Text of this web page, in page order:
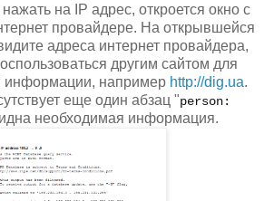
на IP адрес, откроется окно с
провайдере. На открывшейся
адреса интернет провайдера,
другим сайтом для
информации, например http://dig.ua.
еще один абзац "person:
необходимая информация.